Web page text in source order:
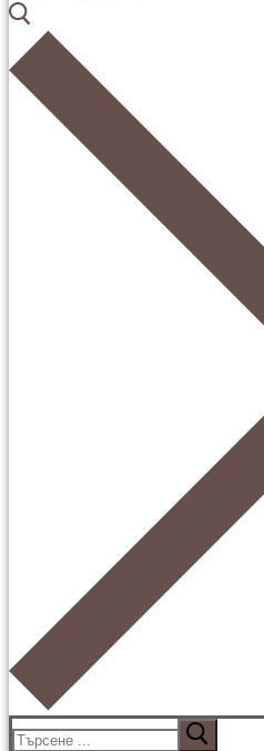
Търсене
за: